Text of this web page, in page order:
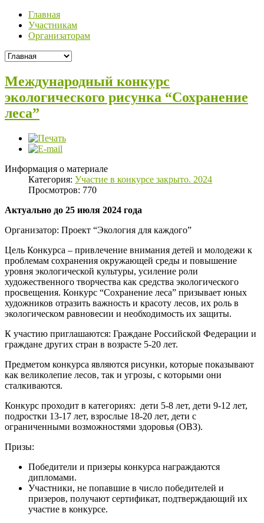
Главная
Участникам
Организаторам
Международный конкурс
экологического рисунка “Сохранение
леса”
Информация о материале
Категория: Участие в конкурсе закрыто. 2024
Просмотров: 770
Актуально до 25 июля 2024 года
Организатор: Проект “Экология для каждого”
Цель Конкурса – привлечение внимания детей и молодежи к
проблемам сохранения окружающей среды и повышение
уровня экологической культуры, усиление роли
художественного творчества как средства экологического
просвещения. Конкурс “Сохранение леса” призывает юных
художников отразить важность и красоту лесов, их роль в
экологическом равновесии и необходимость их защиты.
К участию приглашаются: Граждане Российской Федерации и
граждане других стран в возрасте 5-20 лет.
Предметом конкурса являются рисунки, которые показывают
как великолепие лесов, так и угрозы, с которыми они
сталкиваются.
Конкурс проходит в категориях: дети 5-8 лет, дети 9-12 лет,
подростки 13-17 лет, взрослые 18-20 лет, дети с
ограниченными возможностями здоровья (ОВЗ).
Призы:
Победители и призеры конкурса награждаются
дипломами.
Участники, не попавшие в число победителей и
призеров, получают сертификат, подтверждающий их
участие в конкурсе.